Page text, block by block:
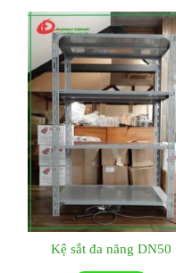
Kệ sắt đa năng DN50